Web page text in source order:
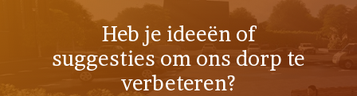
Heb je ideeën of
suggesties om ons dorp te
verbeteren?